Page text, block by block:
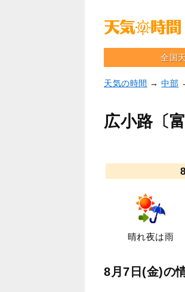
全国
天気の時間 →中部
広小路〔
晴れ夜は雨
8月7日(金)の